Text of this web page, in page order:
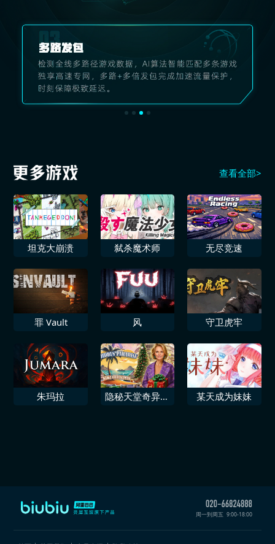
查看全部>
坦克大崩溃 弑杀魔术师 无尽竞速
罪 Vault 风 守卫虎牢
朱玛拉
隐秘天堂奇异果
某天成为妹妹
周一到周五 9:00-18:00